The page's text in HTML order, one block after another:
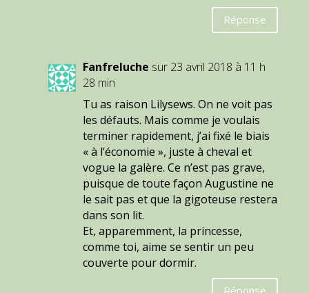
Réponse
Fanfreluche sur 23 avril 2018 à 11 h
28 min
Tu as raison Lilysews. On ne voit pas
les défauts. Mais comme je voulais
terminer rapidement, j’ai fixé le biais
« à l’économie », juste à cheval et
vogue la galère. Ce n’est pas grave,
puisque de toute façon Augustine ne
le sait pas et que la gigoteuse restera
dans son lit.
Et, apparemment, la princesse,
comme toi, aime se sentir un peu
couverte pour dormir.